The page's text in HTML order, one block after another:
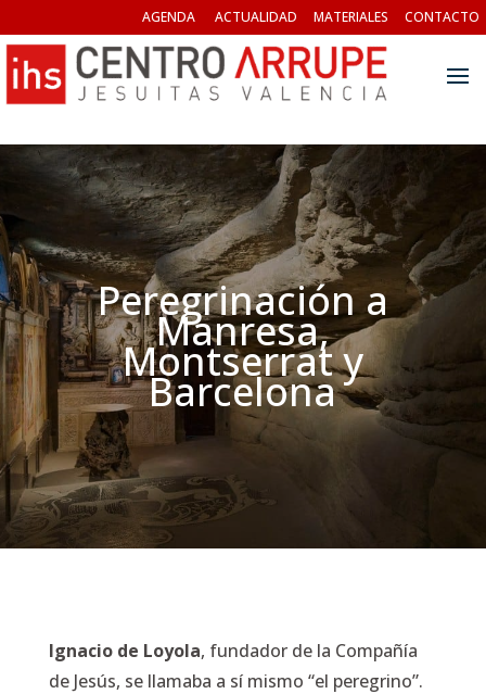
AGENDA ACTUALIDAD MATERIALES CONTACTO
Peregrinación a
Manresa,
Montserrat y
Barcelona
Ignacio de Loyola, fundador de la Compañía
de Jesús, se llamaba a sí mismo “el peregrino”.